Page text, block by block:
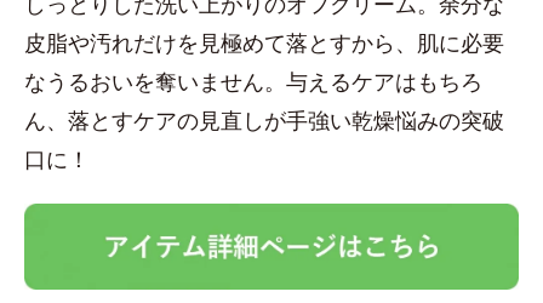
皮脂や汚れだけを見極めて落とすから、肌に必要
なうるおいを奪いません。与えるケアはもちろ
ん、落とすケアの見直しが手強い乾燥悩みの突破
口に！